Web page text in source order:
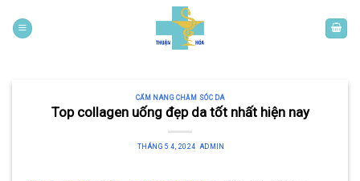
content
CẨM NANG CHĂM SÓC DA
Top collagen uống đẹp da tốt nhất hiện nay
THÁNG 5 4, 2024 ADMIN